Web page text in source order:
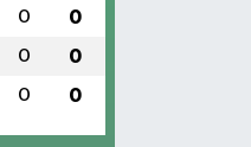
0 0
0 0
0 0